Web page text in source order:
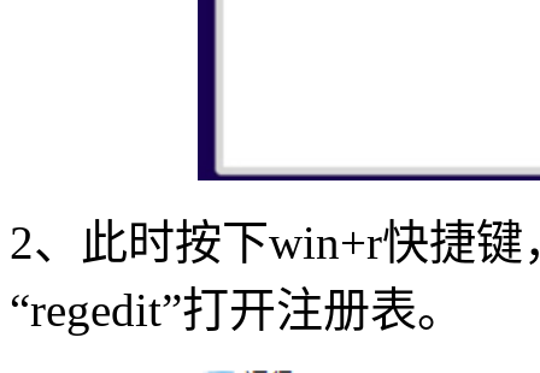
2、此时按下win+r快捷键
“regedit”打开注册表。